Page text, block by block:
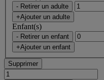
- Retirer un adulte
+Ajouter un adulte
Enfant(s)
- Retirer un enfant
+Ajouter un enfant
Supprimer